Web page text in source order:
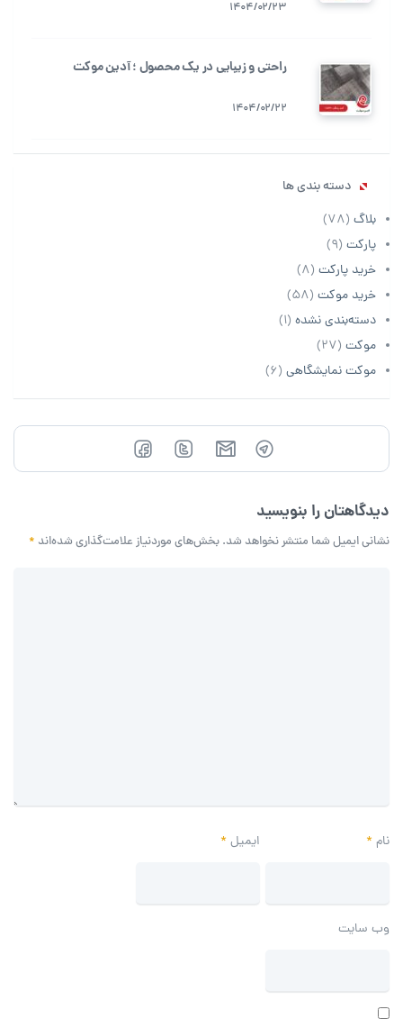
1404/02/23
راحتی و زیبایی در یک محصول ؛ آدین موکت
1404/02/22
دسته بندی ها
بلاگ (78)
پارکت (9)
خرید پارکت (8)
خرید موکت (58)
دسته‌بندی نشده (1)
موکت (27)
موکت نمایشگاهی (6)
دیدگاهتان را بنویسید
نشانی ایمیل شما منتشر نخواهد شد. بخش‌های موردنیاز علامت‌گذاری شده‌اند *
نام* ایمیل*
وب‌ سایت